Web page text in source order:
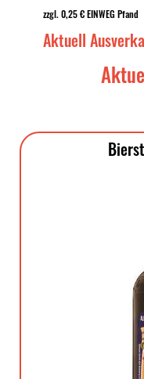
zzgl. 0,25 € EINWEG Pfand
Aktuell